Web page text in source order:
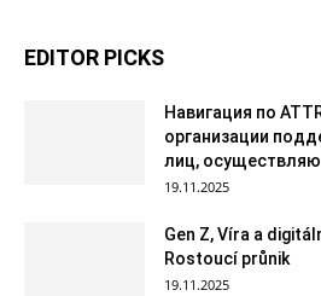
EDITOR PICKS
Навигация по
организации
лиц,
19.11.2025
Gen Z, Víra a
Rostoucí průnik
19.11.2025